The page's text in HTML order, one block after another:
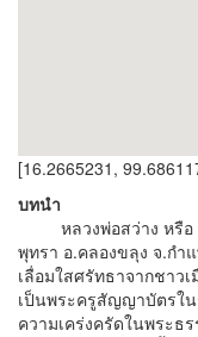
[16.2665231,
บทนำ
หลวงพ่อสว่าง หรือ
พุทรา อ.คลองขลุง จ.กำ
เลื่อมใสศรัทธาจากชาว
เป็นพระครูสัญญาบัตรใ
ความเคร่งครัดในพระ